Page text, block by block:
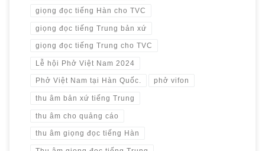
giọng đọc tiếng Hàn cho TVC
giọng đọc tiếng Trung bản xứ
giọng đọc tiếng Trung cho TVC
Lễ hội Phở Việt Nam 2024
Phở Việt Nam tại Hàn Quốc. phở vifon
thu âm bản xứ tiếng Trung
thu âm cho quảng cáo
thu âm giọng đọc tiếng Hàn